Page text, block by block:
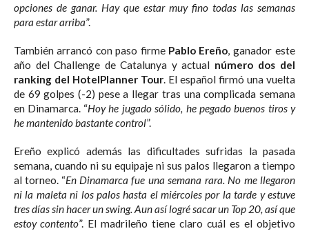
opciones de ganar. Hay que estar muy fino todas las semanas
para estar arriba”.
También arrancó con paso firme Pablo Ereño, ganador este
año del Challenge de Catalunya y actual número dos del
ranking del HotelPlanner Tour. El español firmó una vuelta
de 69 golpes (-2) pese a llegar tras una complicada semana
en Dinamarca. “Hoy he jugado sólido, he pegado buenos tiros y
he mantenido bastante control”.
Ereño explicó además las dificultades sufridas la pasada
semana, cuando ni su equipaje ni sus palos llegaron a tiempo
al torneo. “En Dinamarca fue una semana rara. No me llegaron
ni la maleta ni los palos hasta el miércoles por la tarde y estuve
tres días sin hacer un swing. Aun así logré sacar un Top 20, así que
estoy contento”. El madrileño tiene claro cuál es el objetivo